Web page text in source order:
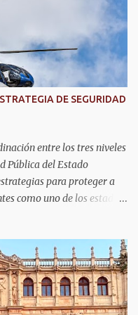
DE SEGURIDAD
entre los tres niveles
Pública del Estado
para proteger a
como uno de los estados
de seguridad,
en el transporte de
respuesta de las
atención inmediata.